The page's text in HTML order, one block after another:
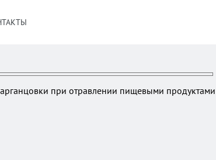
при отравлении пищевыми продуктами